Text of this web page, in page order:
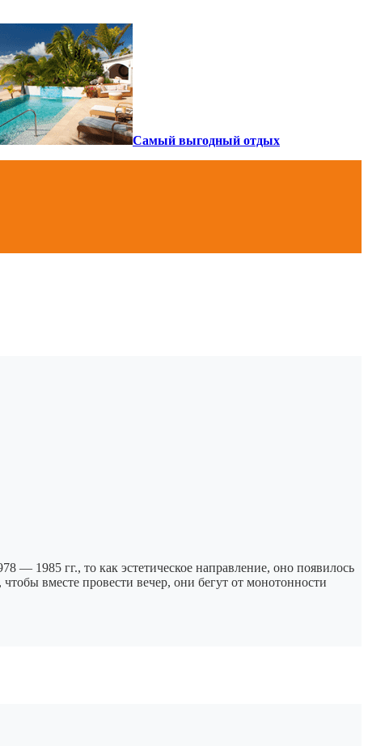
Самый выгодный отдых
— 1985 гг., то как эстетическое направление, оно появилось
вместе провести вечер, они бегут от монотонности